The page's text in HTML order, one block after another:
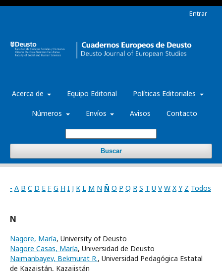
Acerca de Equipo Editorial Políticas Editoriales
Números Envíos Avisos Contacto
Buscar
Entrar
- A B C D E F G H I J K L M N Ñ O P Q R S T U V W X Y Z Todos
N
Nagore, María, University of Deusto
Nagore Casas, María, Universidad de Deusto
Naimanbayev, Bekmurat R., Universidad Pedagógica Estatal
de Kazajstán, Kazajistán